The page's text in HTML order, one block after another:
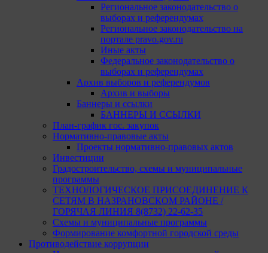
Региональное законодательство о
выборах и референдумах
Региональное законодательство на
портале pravo.gov.ru
Иные акты
Федеральное законодательство о
выборах и референдумах
Архив выборов и референдумов
Архив и выборы
Баннеры и ссылки
БАННЕРЫ И ССЫЛКИ
План-график гос. закупок
Нормативно-правовые акты
Проекты нормативно-правовых актов
Инвестиции
Градостроительство, схемы и муниципальные
программы
ТЕХНОЛОГИЧЕСКОЕ ПРИСОЕДИНЕНИЕ К
СЕТЯМ В НАЗРАНОВСКОМ РАЙОНЕ /
ГОРЯЧАЯ ЛИНИЯ 8(8732) 22-62-35
Схемы и муниципальные программы
Формирование комфортной городской среды
Противодействие коррупции